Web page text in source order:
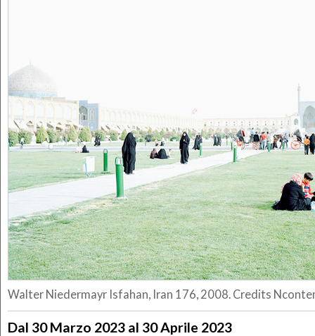
Walter Niedermayr Isfahan, Iran 176, 2008. Credits
Dal 30 Marzo 2023 al 30 Aprile 2023